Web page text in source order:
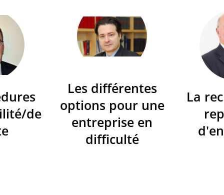
de
Les différentes
options pour une
entreprise en
difficulté
La